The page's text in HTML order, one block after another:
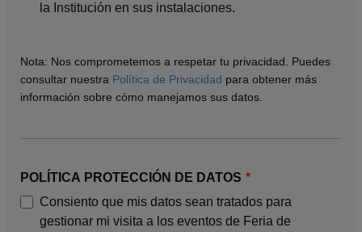
la Institución en sus instalaciones.
Nota: Nos comprometemos a respetar tu privacidad. Puedes
consultar nuestra Política de Privacidad para obtener más
información sobre cómo manejamos sus datos.
POLÍTICA PROTECCIÓN DE DATOS
Consiento que mis datos sean tratados para
gestionar mi visita a los eventos de Feria de